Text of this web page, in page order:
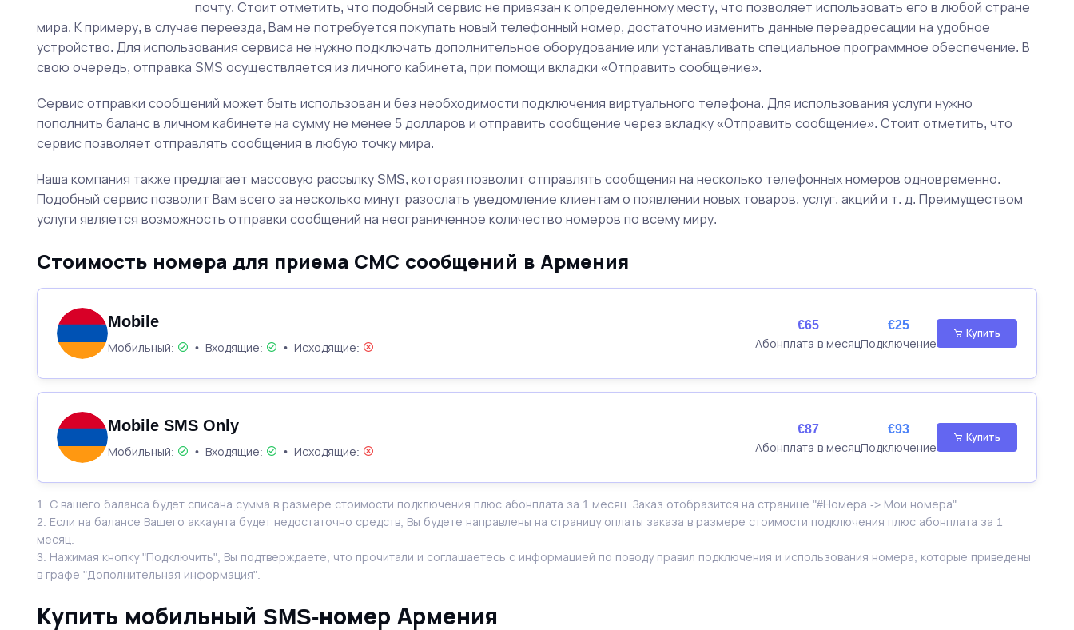
почту. Стоит отметить, что подобный сервис не привязан к определенному месту, что позволяет использовать его в любой стране
мира. К примеру, в случае переезда, Вам не потребуется покупать новый телефонный номер, достаточно изменить данные переадресации на удобное
устройство. Для использования сервиса не нужно подключать дополнительное оборудование или устанавливать специальное программное обеспечение. В
свою очередь, отправка SMS осуществляется из личного кабинета, при помощи вкладки «Отправить сообщение».
Сервис отправки сообщений может быть использован и без необходимости подключения виртуального телефона. Для использования услуги нужно
пополнить баланс в личном кабинете на сумму не менее 5 долларов и отправить сообщение через вкладку «Отправить сообщение». Стоит отметить, что
сервис позволяет отправлять сообщения в любую точку мира.
Наша компания также предлагает массовую рассылку SMS, которая позволит отправлять сообщения на несколько телефонных номеров одновременно.
Подобный сервис позволит Вам всего за несколько минут разослать уведомление клиентам о появлении новых товаров, услуг, акций и т. д. Преимуществом
услуги является возможность отправки сообщений на неограниченное количество номеров по всему миру.
Стоимость номера для приема СМС сообщений в Армения
Mobile
Мобильный: • Входящие: • Исходящие:
€65
Абонплата в месяц
€25
Подключение
Купить
Mobile SMS Only
Мобильный: • Входящие: • Исходящие:
€87
Абонплата в месяц
€93
Подключение
Купить
1. С вашего баланса будет списана сумма в размере стоимости подключения плюс абонплата за 1 месяц. Заказ отобразится на странице "#Номера -> Мои номера".
2. Если на балансе Вашего аккаунта будет недостаточно средств, Вы будете направлены на страницу оплаты заказа в размере стоимости подключения плюс абонплата за 1
месяц.
3. Нажимая кнопку "Подключить", Вы подтверждаете, что прочитали и соглашаетесь с информацией по поводу правил подключения и использования номера, которые приведены
в графе "Дополнительная информация".
Купить мобильный SMS-номер Армения